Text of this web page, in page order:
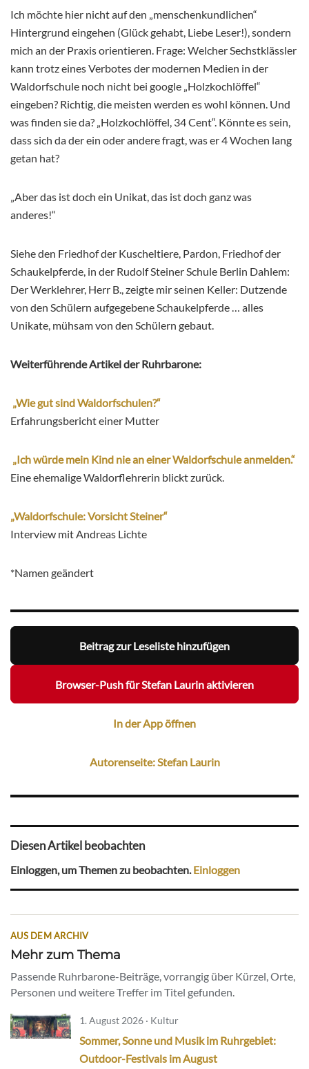
Ich möchte hier nicht auf den „menschenkundlichen“
Hintergrund eingehen (Glück gehabt, Liebe Leser!), sondern
mich an der Praxis orientieren. Frage: Welcher Sechstklässler
kann trotz eines Verbotes der modernen Medien in der
Waldorfschule noch nicht bei google „Holzkochlöffel“
eingeben? Richtig, die meisten werden es wohl können. Und
was finden sie da? „Holzkochlöffel, 34 Cent“. Könnte es sein,
dass sich da der ein oder andere fragt, was er 4 Wochen lang
getan hat?
„Aber das ist doch ein Unikat, das ist doch ganz was
anderes!“
Siehe den Friedhof der Kuscheltiere, Pardon, Friedhof der
Schaukelpferde, in der Rudolf Steiner Schule Berlin Dahlem:
Der Werklehrer, Herr B., zeigte mir seinen Keller: Dutzende
von den Schülern aufgegebene Schaukelpferde … alles
Unikate, mühsam von den Schülern gebaut.
Weiterführende Artikel der Ruhrbarone:
„Wie gut sind Waldorfschulen?“
Erfahrungsbericht einer Mutter
„Ich würde mein Kind nie an einer Waldorfschule anmelden.“
Eine ehemalige Waldorflehrerin blickt zurück.
„Waldorfschule: Vorsicht Steiner“
Interview mit Andreas Lichte
*Namen geändert
Beitrag zur Leseliste hinzufügen
Browser-Push für Stefan Laurin aktivieren
In der App öffnen
Autorenseite: Stefan Laurin
Diesen Artikel beobachten
Einloggen, um Themen zu beobachten.Einloggen
AUS DEM ARCHIV
Mehr zum Thema
Passende Ruhrbarone-Beiträge, vorrangig über Kürzel, Orte,
Personen und weitere Treffer im Titel gefunden.
1. August 2026 · Kultur
Sommer, Sonne und Musik im Ruhrgebiet:
Outdoor-Festivals im August